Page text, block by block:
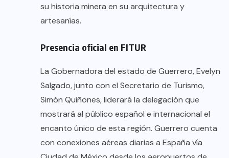
su historia minera en su arquitectura y
artesanías.
Presencia oficial en FITUR
La Gobernadora del estado de Guerrero, Evelyn
Salgado, junto con el Secretario de Turismo,
Simón Quiñones, liderará la delegación que
mostrará al público español e internacional el
encanto único de esta región. Guerrero cuenta
con conexiones aéreas diarias a España vía